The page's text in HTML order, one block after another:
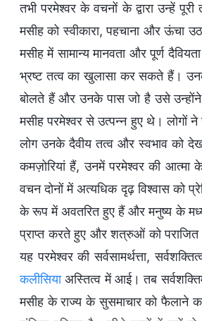
तभी परमेश्वर के वचनों के द्वारा उन्हें
मसीह को स्वीकारा, पहचाना और ऊंचा
मसीह में सामान्य मानवता और पूर्ण
भ्रष्ट तत्व का खुलासा कर सकते हैं।
बोलते हैं और उनके पास जो है उसे उन्होंने
मसीह परमेश्वर से उत्पन्न हुए थे। लोगों
लोग उनके दैवीय तत्व और स्वभाव को
कमज़ोरियां हैं, उनमें परमेश्वर की आत्मा
वचन दोनों में अत्यधिक दृढ़ विश्वास को
के रूप में अवतरित हुए हैं और मनुष्य के मध्य
प्राप्त करते हुए और शत्रुओं को पराजित
यह परमेश्वर की सर्वसामर्थत्ता,
कलीसियाअस्तित्व में आई। तब
मसीह के राज्य के सुसमाचार को फैलाने